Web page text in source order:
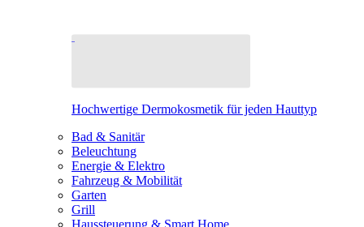
Hochwertige Dermokosmetik für jeden Hauttyp
Bad & Sanitär
Beleuchtung
Energie & Elektro
Fahrzeug & Mobilität
Garten
Grill
Haussteuerung & Smart Home